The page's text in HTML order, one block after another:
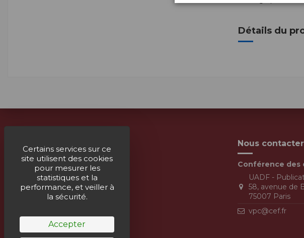
Certains services sur ce
site utilisent des cookies
pour mesurer les
statistiques et la
performance, et veiller à
la sécurité.
Accepter
Détails du
Livraison
Mentions légales
Paiement sécurisé
Un service humain
Nous contacter
Conférence des
UADF -
58, avenue de
75007 Paris
vpc@cef.fr